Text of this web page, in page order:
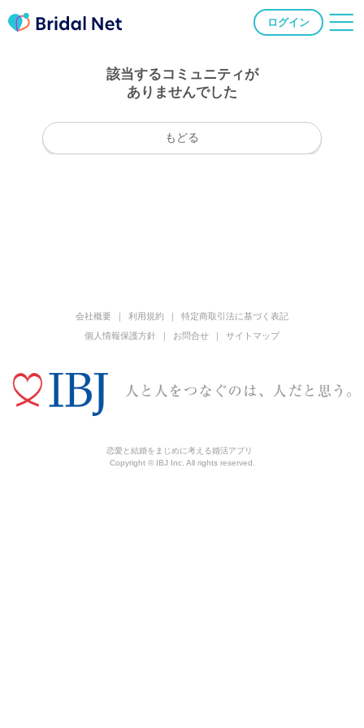
ログイン
該当するコミュニティが
ありませんでした
もどる
会社概要 利用規約
特定商取引法に基づく表記
個人情報保護方針
お問合せ サイトマップ
恋愛と結婚をまじめに考える婚活アプリ
Copyright © IBJ Inc. All rights reserved.